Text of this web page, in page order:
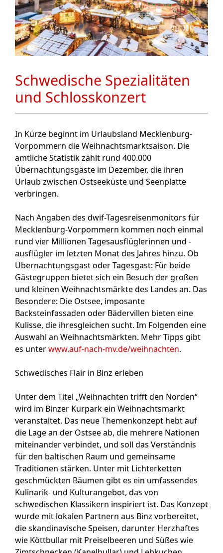
Schwedische Spezialitäten
und Schlosskonzert
In Kürze beginnt im Urlaubsland Mecklenburg-
Vorpommern die Weihnachtsmarktsaison. Die
amtliche Statistik zählt rund 400.000
Übernachtungsgäste im Dezember, die ihren
Urlaub zwischen Ostseeküste und Seenplatte
verbringen.
Nach Angaben des dwif-Tagesreisenmonitors für
Mecklenburg-Vorpommern kommen noch einmal
rund vier Millionen Tagesausflüglerinnen und -
ausflügler im letzten Monat des Jahres hinzu. Ob
Übernachtungsgast oder Tagesgast: Für beide
Gästegruppen bietet sich ein Besuch der großen
und kleinen Weihnachtsmärkte des Landes an. Das
Besondere: Die Ostsee, imposante
Backsteinfassaden oder Bädervillen bieten eine
Kulisse, die ihresgleichen sucht. Im Folgenden eine
Auswahl an Weihnachtsmärkten. Mehr Tipps gibt
es unterwww.auf-nach-mv.de/weihnachten.
Schwedisches Flair in Binz erleben
Unter dem Titel „Weihnachten trifft den Norden“
wird im Binzer Kurpark ein Weihnachtsmarkt
veranstaltet. Das neue Themenkonzept hebt auf
die Lage an der Ostsee ab, die mehrere Nationen
miteinander verbindet, und soll das Verständnis
für den baltischen Raum und gemeinsame
Traditionen stärken. Unter mit Lichterketten
geschmückten Bäumen gibt es ein umfassendes
Kulinarik- und Kulturangebot, das von
schwedischen Klassikern inspiriert ist. Das Konzept
wurde mit lokalen Partnern aus Binz vorbereitet,
die skandinavische Speisen, darunter Herzhaftes
wie Köttbullar mit Preiselbeeren und Süßes wie